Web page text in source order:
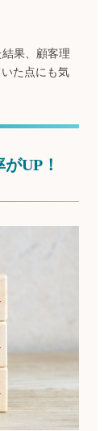
果、顧客理
た点にも気
UP！